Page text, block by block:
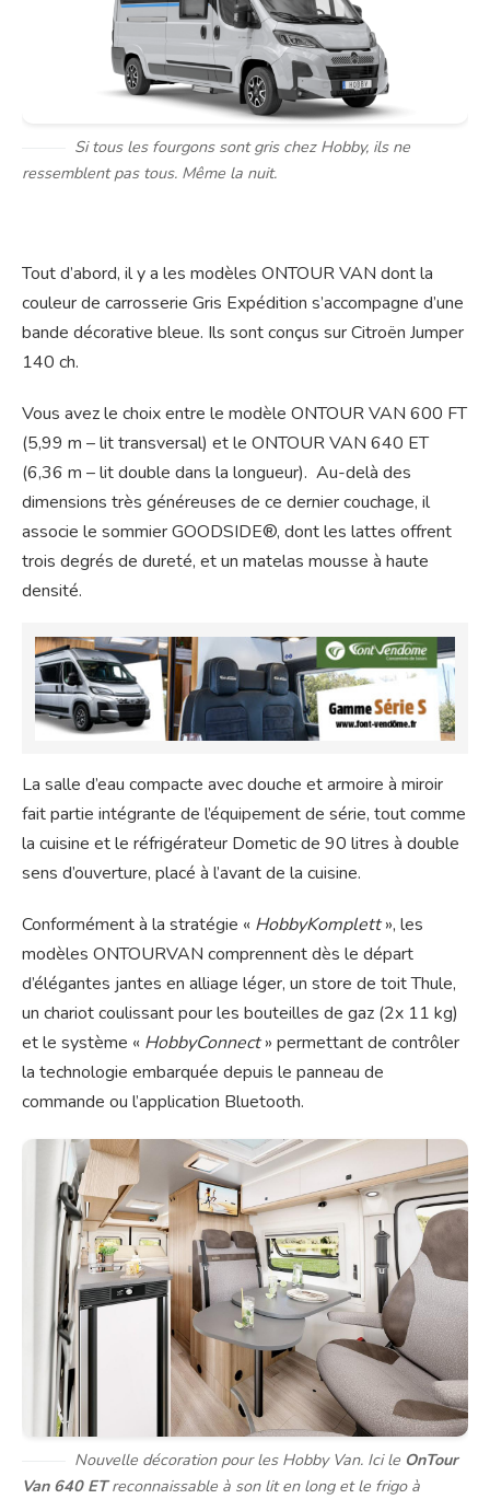
Si tous les fourgons sont gris chez Hobby, ils ne
ressemblent pas tous. Même la nuit.
Tout d’abord, il y a les modèles ONTOUR VAN dont la
couleur de carrosserie Gris Expédition s’accompagne d’une
bande décorative bleue. Ils sont conçus sur Citroën Jumper
140 ch.
Vous avez le choix entre le modèle ONTOUR VAN 600 FT
(5,99 m – lit transversal) et le ONTOUR VAN 640 ET
(6,36 m – lit double dans la longueur). Au-delà des
dimensions très généreuses de ce dernier couchage, il
associe le sommier GOODSIDE®, dont les lattes offrent
trois degrés de dureté, et un matelas mousse à haute
densité.
La salle d’eau compacte avec douche et armoire à miroir
fait partie intégrante de l’équipement de série, tout comme
la cuisine et le réfrigérateur Dometic de 90 litres à double
sens d’ouverture, placé à l’avant de la cuisine.
Conformément à la stratégie « HobbyKomplett», les
modèles ONTOURVAN comprennent dès le départ
d’élégantes jantes en alliage léger, un store de toit Thule,
un chariot coulissant pour les bouteilles de gaz (2x 11 kg)
et le système « HobbyConnect» permettant de contrôler
la technologie embarquée depuis le panneau de
commande ou l’application Bluetooth.
Nouvelle décoration pour les Hobby Van. Ici le OnTour
Van 640 ETreconnaissable à son lit en long et le frigo à